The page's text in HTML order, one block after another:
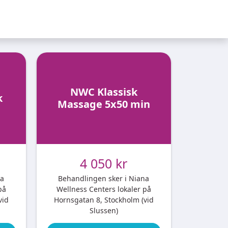
NWC Klassisk
Massage 5x50 min
4 050 kr
Behandlingen sker i Niana
Wellness Centers lokaler på
Hornsgatan 8, Stockholm (vid
Slussen)